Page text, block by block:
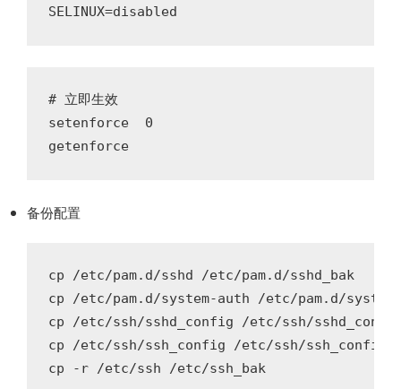
# 立即生效
setenforce  0
备份配置
cp /etc/pam.d/sshd /etc/pam.d/sshd_bak
cp /etc/pam.d/system-auth /etc/pam.d/
cp /etc/ssh/sshd_config /etc/ssh/
cp /etc/ssh/ssh_config /etc/ssh/